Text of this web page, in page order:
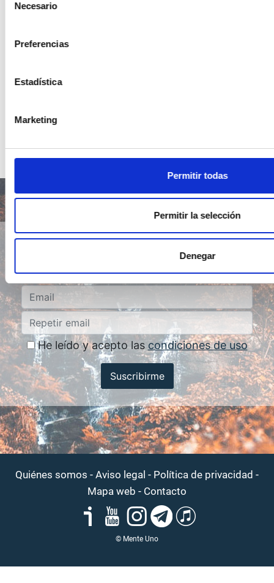
Necesario
Preferencias
Estadística
Marketing
Permitir todas
Permitir la selección
Denegar
Suscríbete a nuestro canal para
Boletín trimestral
He leído y acepto las condiciones de uso
Suscribirme
Quiénes somos - Aviso legal - Política de privacidad -
Mapa web - Contacto
© Mente Uno